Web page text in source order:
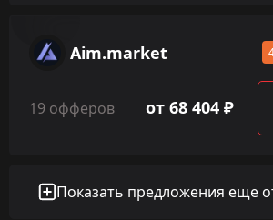
Aim.market
19 офферов от 68 404 ₽
Показать предложения еще